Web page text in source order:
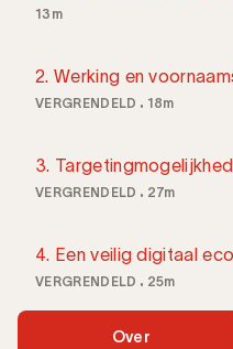
13m
2. Werking en
VERGRENDELD 18m
3.
VERGRENDELD 27m
4. Een veilig digitaal
VERGRENDELD 25m
Over